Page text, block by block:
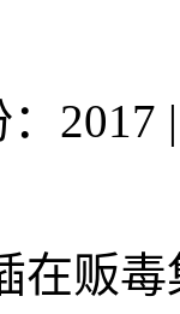
：2017 |
在贩